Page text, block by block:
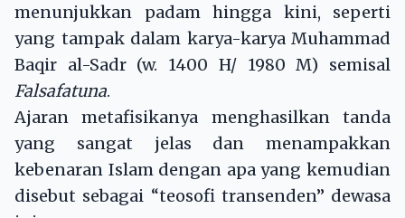
menunjukkan padam hingga kini, seperti
yang tampak dalam karya-karya Muhammad
Baqir al-Sadr (w. 1400 H/ 1980 M) semisal
Falsafatuna.
Ajaran metafisikanya menghasilkan tanda
yang sangat jelas dan menampakkan
kebenaran Islam dengan apa yang kemudian
disebut sebagai “teosofi transenden” dewasa